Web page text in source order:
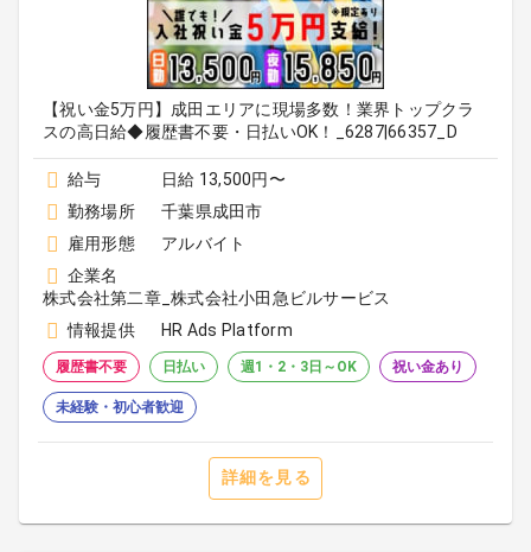
【祝い金5万円】成田エリアに現場多数！業界トップクラ
スの高日給◆履歴書不要・日払いOK！_6287|66357_D
給与
日給 13,500円〜
勤務場所
千葉県成田市
雇用形態
アルバイト
企業名
株式会社第二章_株式会社小田急ビルサービス
情報提供
HR Ads Platform
履歴書不要 日払い 週1・2・3日～OK 祝い金あり
未経験・初心者歓迎
詳細を見る